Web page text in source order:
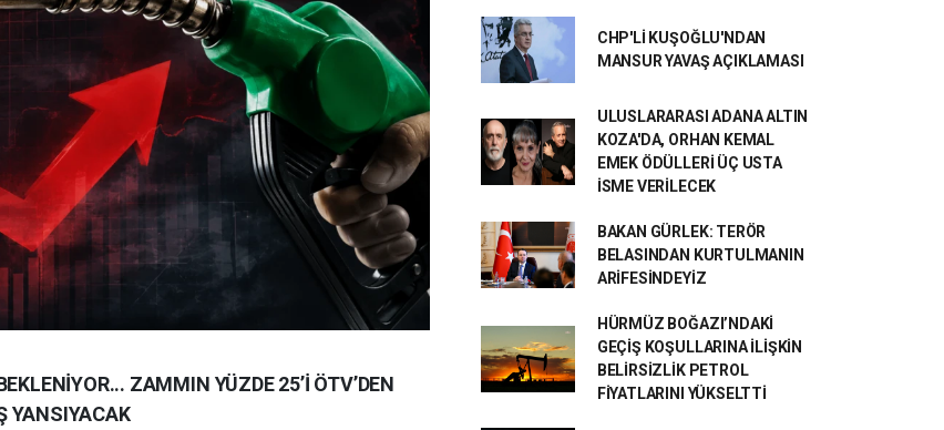
ZAMMIN YÜZDE 25’İ ÖTV’DEN
YANSIYACAK
CHP'Lİ KUŞOĞLU'NDAN
MANSUR YAVAŞ AÇIKLAMASI
ULUSLARARASI ADANA ALTIN
KOZA'DA, ORHAN KEMAL
EMEK ÖDÜLLERİ ÜÇ USTA
İSME VERİLECEK
BAKAN GÜRLEK: TERÖR
BELASINDAN KURTULMANIN
ARİFESİNDEYİZ
HÜRMÜZ BOĞAZI’NDAKİ
GEÇİŞ KOŞULLARINA İLİŞKİN
BELİRSİZLİK PETROL
FİYATLARINI YÜKSELTTİ